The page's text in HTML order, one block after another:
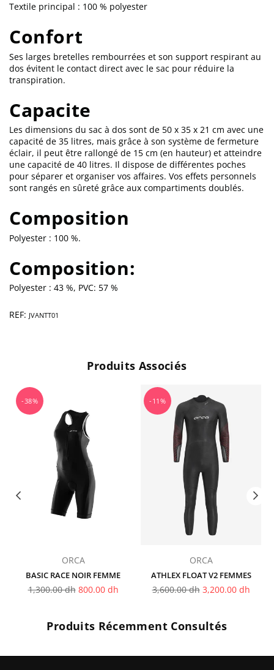
Textile principal : 100 % polyester
Confort
Ses larges bretelles rembourrées et son support respirant au
dos évitent le contact direct avec le sac pour réduire la
transpiration.
Capacite
Les dimensions du sac à dos sont de 50 x 35 x 21 cm avec une
capacité de 35 litres, mais grâce à son système de fermeture
éclair, il peut être rallongé de 15 cm (en hauteur) et atteindre
une capacité de 40 litres. Il dispose de différentes poches
pour séparer et organiser vos affaires. Vos effets personnels
sont rangés en sûreté grâce aux compartiments doublés.
Composition
Polyester : 100 %.
Composition:
Polyester : 43 %, PVC: 57 %
REF: JVANTT01
Produits Associés
-38%
ORCA
BASIC RACE NOIR FEMME
Prix
1,300.00 dh 800.00 dh
-11%
ORCA
ATHLEX FLOAT V2 FEMMES
Prix
3,600.00 dh 3,200.00 dh
Produits Récemment Consultés